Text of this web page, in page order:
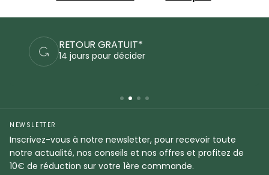
RETOUR GRATUIT*
14 jours pour décider
NEWSLETTER
Inscrivez-vous à notre newsletter, pour recevoir toute
notre actualité, nos conseils et nos offres et profitez de
10€ de réduction sur votre 1ère commande.